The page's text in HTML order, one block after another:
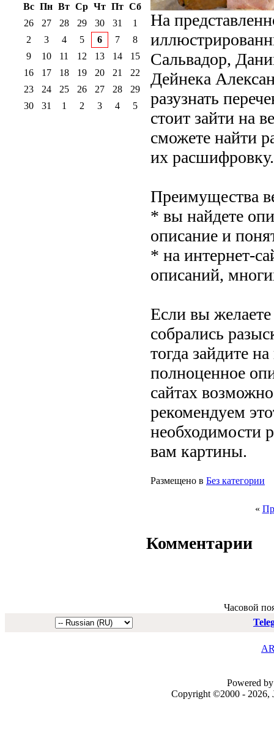
На
Сальвадор,
Дейнека
разузнать
стоит зайти на
сможете найти
их расшифровку.
Преимущества
* вы найдете
описание и
* на интернет-
описаний,
Если вы
собрались
тогда зайдите
полноценное
сайтах
рекомендуем
необходимости
вам картины.
Размещено в Без категории
«
Комментарии
Вс Пн Вт Ср Чт Пт Сб
26
27 28 29 30 31
1
2
3 4 5 6 7
8
9
10 11 12 13 14
15
16
17 18 19 20 21
22
23
24 25 26 27 28
29
30
31 1 2 3 4 5
Часовой
Powered
Copyright ©2000 - 2026,